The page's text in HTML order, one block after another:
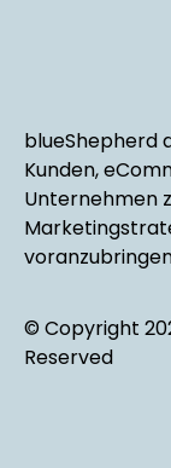
blueShepherd
Kunden,
Unternehmen
© Copyright
Reserved